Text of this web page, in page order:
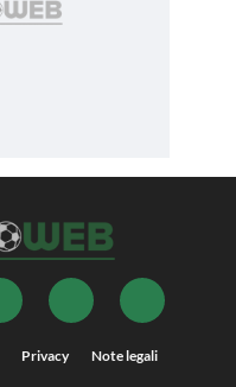
Privacy Note legali